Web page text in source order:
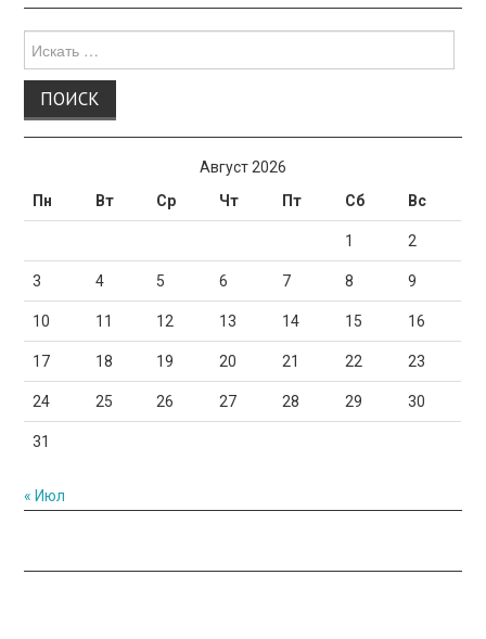
для:
Август 2026
Пн
Вт Ср Чт Пт Сб Вс
1 2
3 4 5 6 7 8 9
10 11 12 13 14 15 16
17 18 19 20 21 22 23
24 25 26 27 28 29 30
31
« Июл